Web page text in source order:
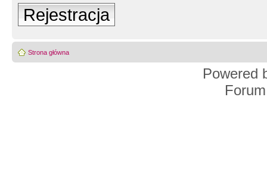
Rejestracja
Strona główna
Powered